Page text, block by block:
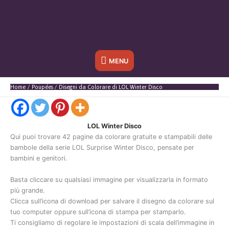
Sotto
l'header
MENU
Home Poupées Disegni da Colorare di LOL Winter Disco
LOL Winter Disco
Qui puoi trovare 42 pagine da colorare gratuite e stampabili delle
bambole della serie LOL Surprise Winter Disco, pensate per
bambini e genitori.
Basta cliccare su qualsiasi immagine per visualizzarla in formato
più grande.
Clicca sull’icona di download per salvare il disegno da colorare sul
tuo computer oppure sull’icona di stampa per stamparlo.
Ti consigliamo di regolare le impostazioni di scala dell’immagine in